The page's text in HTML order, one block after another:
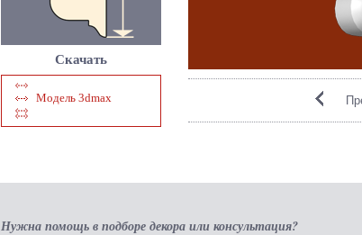
Скачать
Модель 3dmax
Нужна помощь в подборе декора или консультация?